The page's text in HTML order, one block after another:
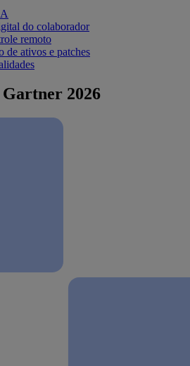
do colaborador
remoto
de ativos e patches
2026